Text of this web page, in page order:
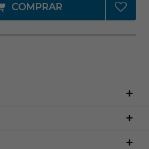
COMPRAR